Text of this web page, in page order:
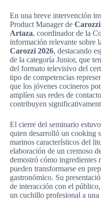
En una breve intervención
Product Manager de
Artaza, coordinador de la
información relevante sobre
Carozzi 2026, destacando
de la categoría Junior, que
del formato televisivo del
tipo de competencias
que los jóvenes cocineros
amplíen sus redes de
contribuyen
El cierre del seminario
quien desarrolló un cooking
marinos característicos del
elaboración de un cremoso
demostró cómo ingredientes
pueden transformarse en
gastronómico. Su
de interacción con el
un cuchillo profesional a una